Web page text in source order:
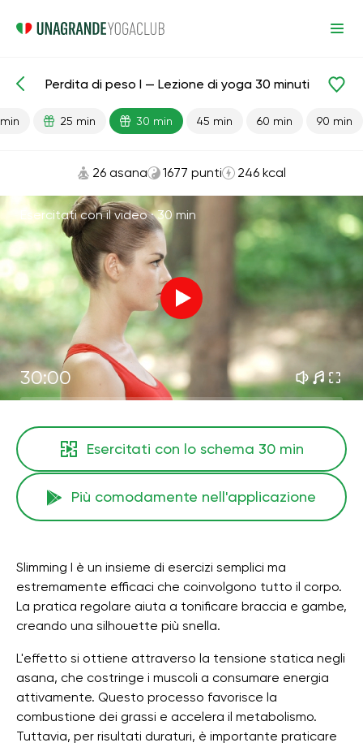
Lezioni pronte Perdita di peso
Perdita di peso I — Lezione di yoga 30 minuti
25 min 30 min 45 min 60 min 90 min
26 asana 1677 punti 246 kcal
Esercitati con il video ·30 min
30:00
Esercitati con lo schema 30 min
Più comodamente nell'applicazione
Slimming I è un insieme di esercizi semplici ma
estremamente efficaci che coinvolgono tutto il corpo.
La pratica regolare aiuta a tonificare braccia e gambe,
creando una silhouette più snella.
L'effetto si ottiene attraverso la tensione statica negli
asana, che costringe i muscoli a consumare energia
attivamente. Questo processo favorisce la
combustione dei grassi e accelera il metabolismo.
Tuttavia, per risultati duraturi, è importante praticare